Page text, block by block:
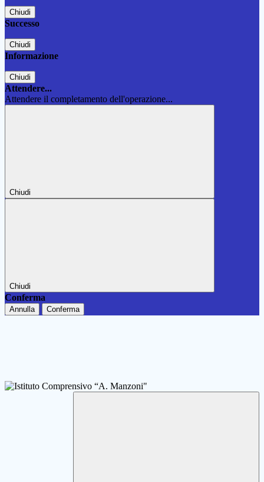
Chiudi
Successo
Chiudi
Informazione
Chiudi
Attendere...
Attendere il completamento dell'operazione...
Chiudi
Chiudi
Conferma
Annulla Conferma